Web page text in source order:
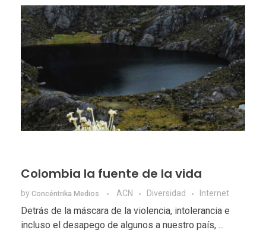
Colombia la fuente de la vida
by Concéntrika Medios ACN Diversidad Internet
Detrás de la máscara de la violencia, intolerancia e
incluso el desapego de algunos a nuestro país, ...